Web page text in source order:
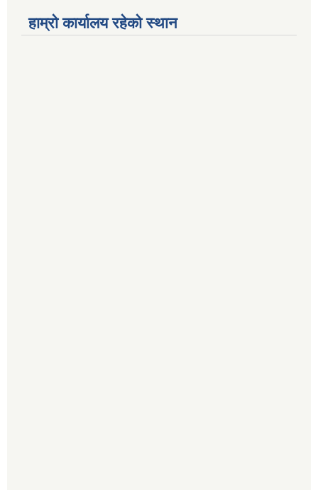
हाम्रो कार्यालय रहेको स्थान